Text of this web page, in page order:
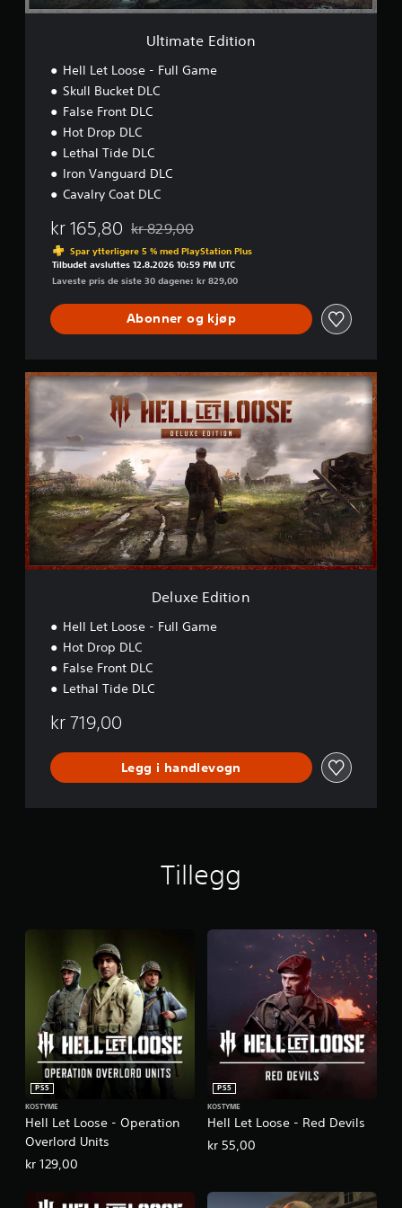
i
Ultimate Edition
Hell Let Loose - Full Game
Skull Bucket DLC
False Front DLC
Hot Drop DLC
Lethal Tide DLC
Iron Vanguard DLC
Cavalry Coat DLC
kr 165,80 Nedsatt fra opprinnelig pris på kr 829,00
kr 829,00
Spar ytterligere 5 % med PlayStation Plus
Tilbudet avsluttes 12.8.2026 10:59 PM UTC
Laveste pris de siste 30 dagene: kr 829,00
Abonner og kjøp
D
e
l
u
x
e
E
d
i
t
i
o
n
Deluxe Edition
Hell Let Loose - Full Game
Hot Drop DLC
False Front DLC
Lethal Tide DLC
kr 719,00
Legg i handlevogn
Tillegg
Hell Let Loose - Operation
Overlord Units
PS5
KOSTYME
kr 129,00
Hell Let Loose - Red Devils
PS5
KOSTYME
kr 55,00